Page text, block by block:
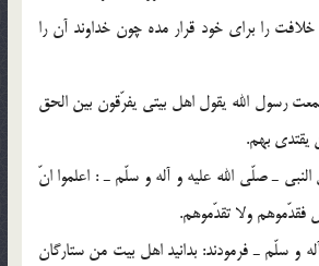
خلافت را براي خود قرار مده چون خداوند آن را
رسول الله يقول اهل بيتى يفرّقون بين الحق
يقتدي بهم.
النبى ـ صلّي الله عليه و آله و سلّم ـ : اعلموا انّ
ولا تقدّموهم.
و سلّم ـ فرمودند: بدانيد اهل بيت من ستارگان